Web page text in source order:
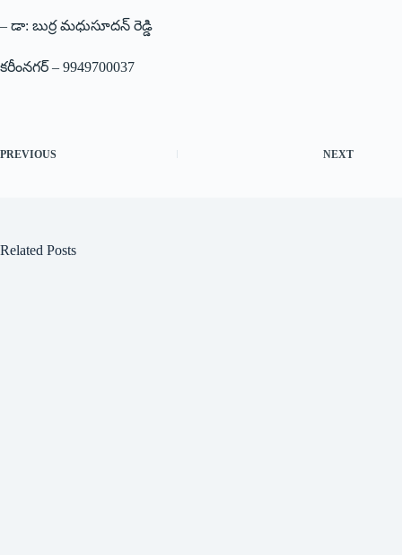
– డా: బుర్ర మధుసూదన్‌ ‌రెడ్డి
కరీంనగర్‌ – 9949700037
PREVIOUS NEXT
Related Posts